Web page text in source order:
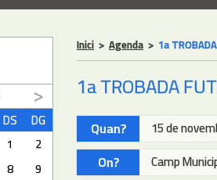
DS DG
1
2
8
9
Inici > Agenda > 1a
1a TROBADA
Quan? 15 de
On? Camp